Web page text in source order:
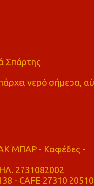
Σπάρτης
νερό σήμερα,
ΜΠΑΡ - Καφέδες -
2731082002
- CAFE 27310 20510